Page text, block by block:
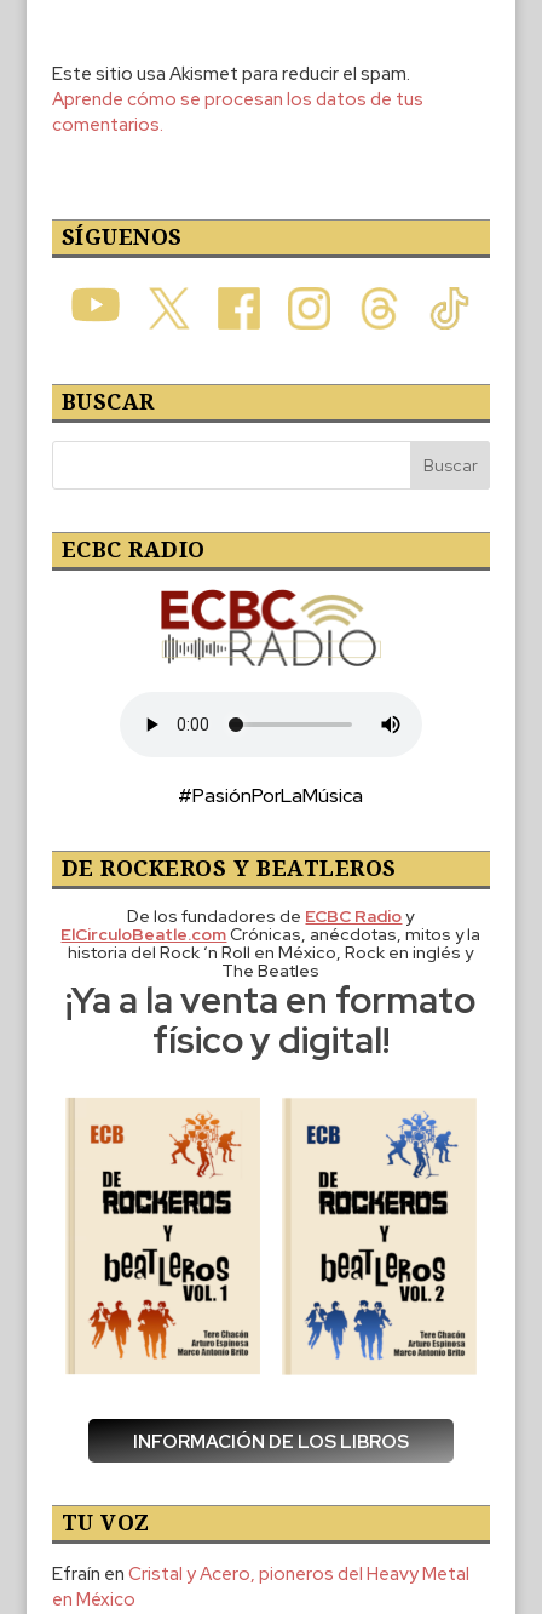
Este sitio usa Akismet para reducir el spam.
Aprende cómo se procesan los datos de tus
comentarios.
SÍGUENOS
BUSCAR
ECBC RADIO
#PasiónPorLaMúsica
DE ROCKEROS Y BEATLEROS
De los fundadores de ECBC Radioy
ElCirculoBeatle.comCrónicas, anécdotas, mitos y la
historia del Rock ‘n Roll en México, Rock en inglés y
The Beatles
¡Ya a la venta en formato
físico y digital!
INFORMACIÓN DE LOS LIBROS
TU VOZ
Efraín en Cristal y Acero, pioneros del Heavy Metal
en México